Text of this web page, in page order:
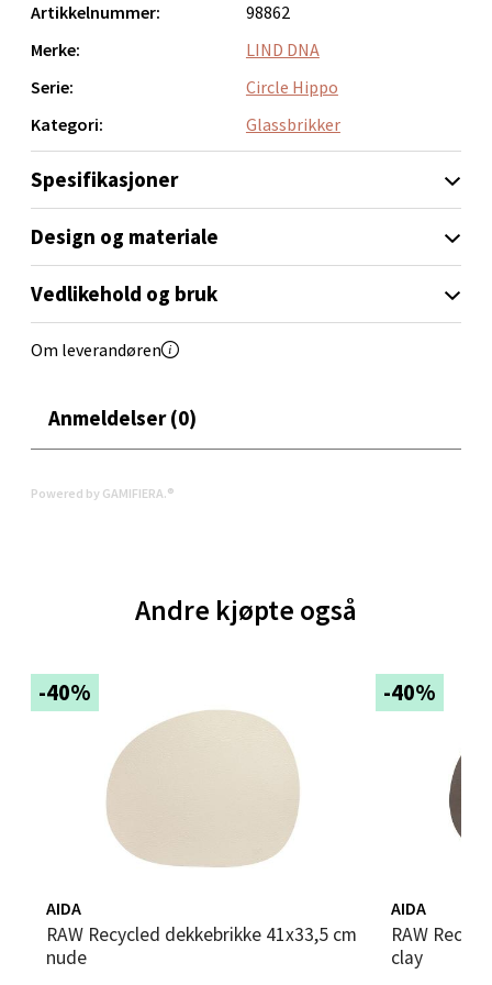
Artikkelnummer:
98862
Merke:
LIND DNA
Serie:
Circle Hippo
Kategori:
Glassbrikker
Spesifikasjoner
Design og materiale
Vedlikehold og bruk
Om leverandøren
Anmeldelser (0)
Powered by GAMIFIERA.®
Andre kjøpte også
-40%
AIDA
RAW Recycled dekkebrikke 41x33,5 cm
nude
-40%
AIDA
RAW Recycled dekkebrikke 41x33,5 cm
clay
Orkanger - Thon Senter Orkanger
Orkanger
Åpent i dag 09-18
Sandvika - Thon Senter Sandvika
Åpent i dag 09-19
Bergen - Thon Senter Sartor
Åpent i dag 10-18
Falkenborgveien 5, 7044 Trondheim
Åpent i dag 09-20